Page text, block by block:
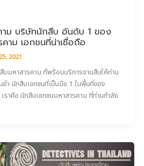
าม บริษัทนักสืบ อันดับ 1 ของ
าม เอกชนที่น่าเชื่อถือ
2021
บมหาสารคาม ที่พร้อมบริการงานสืบให้ท่าน
ำ นักสืบเอกชนที่เป็นมือ 1 ในพื้นที่ของ
ราคือ นักสืบเอกชนมหาสารคาม ที่ท่านกำลัง